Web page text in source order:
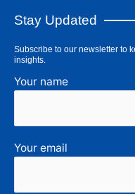
Stay Updated
Subscribe to our newsletter to
insights.
Your name
Your email